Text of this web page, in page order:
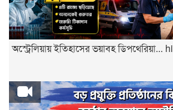
অস্ট্রেলিয়ায় ইতিহাসের ভয়াবহ ডিপথেরিয়া... hi